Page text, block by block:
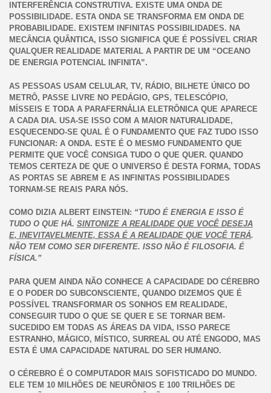
INTERFERÊNCIA CONSTRUTIVA. EXISTE UMA ONDA DE
POSSIBILIDADE. ESTA ONDA SE TRANSFORMA EM ONDA DE
PROBABILIDADE. EXISTEM INFINITAS POSSIBILIDADES. NA
MECÂNCIA QUÂNTICA, ISSO SIGNIFICA QUE É POSSÍVEL CRIAR
QUALQUER REALIDADE MATERIAL A PARTIR DE UM “OCEANO
DE ENERGIA POTENCIAL INFINITA”.
AS PESSOAS USAM CELULAR, TV, RÁDIO, BILHETE ÚNICO DO
METRÔ, PASSE LIVRE NO PEDÁGIO, GPS, TELESCÓPIO,
MÍSSEIS E TODA A PARAFERNÁLIA ELETRÔNICA QUE APARECE
A CADA DIA. USA-SE ISSO COM A MAIOR NATURALIDADE,
ESQUECENDO-SE QUAL É O FUNDAMENTO QUE FAZ TUDO ISSO
FUNCIONAR: A ONDA. ESTE É O MESMO FUNDAMENTO QUE
PERMITE QUE VOCÊ CONSIGA TUDO O QUE QUER. QUANDO
TEMOS CERTEZA DE QUE O UNIVERSO É DESTA FORMA, TODAS
AS PORTAS SE ABREM E AS INFINITAS POSSIBILIDADES
TORNAM-SE REAIS PARA NÓS.
COMO DIZIA ALBERT EINSTEIN: “TUDO É ENERGIA E ISSO É
TUDO O QUE HÁ. SINTONIZE A REALIDADE QUE VOCÊ DESEJA
E, INEVITAVELMENTE, ESSA É A REALIDADE QUE VOCÊ TERÁ.
NÃO TEM COMO SER DIFERENTE. ISSO NÃO É FILOSOFIA. É
FÍSICA.”
PARA QUEM AINDA NÃO CONHECE A CAPACIDADE DO CÉREBRO
E O PODER DO SUBCONSCIENTE, QUANDO DIZEMOS QUE É
POSSÍVEL TRANSFORMAR OS SONHOS EM REALIDADE,
CONSEGUIR TUDO O QUE SE QUER E SE TORNAR BEM-
SUCEDIDO EM TODAS AS ÁREAS DA VIDA, ISSO PARECE
ESTRANHO, MÁGICO, MÍSTICO, SURREAL OU ATÉ ENGODO, MAS
ESTA É UMA CAPACIDADE NATURAL DO SER HUMANO.
O CÉREBRO É O COMPUTADOR MAIS SOFISTICADO DO MUNDO.
ELE TEM 10 MILHÕES DE NEURÔNIOS E 100 TRILHÕES DE